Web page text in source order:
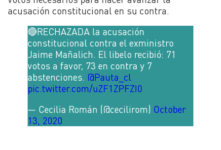
acusación constitucional en su contra.
🔴RECHAZADA la acusación
constitucional contra el exministro
Jaime Mañalich. El libelo recibió: 71
votos a favor, 73 en contra y 7
abstenciones. @Pauta_cl
pic.twitter.com/uZF1ZPFZI0
— Cecilia Román (@cecilirom) October
13, 2020